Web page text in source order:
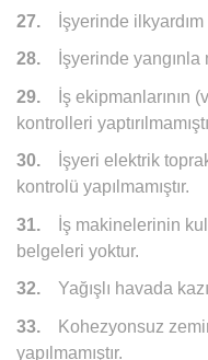
27. İşyerinde
28. İşyerinde yangınla
29.
İş ekipmanlarının
kontrolleri
30.
İşyeri elektrik
kontrolü yapılmamıştır.
31.
İş makinelerinin
belgeleri yoktur.
32. Yağışlı havada
33.
Kohezyonsuz
yapılmamıştır.